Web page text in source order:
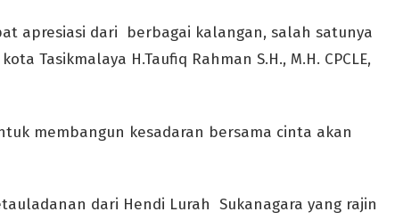
apresiasi dari berbagai kalangan, salah satunya
Tasikmalaya H.Taufiq Rahman S.H., M.H. CPCLE,
membangun kesadaran bersama cinta akan
dari Hendi Lurah Sukanagara yang rajin